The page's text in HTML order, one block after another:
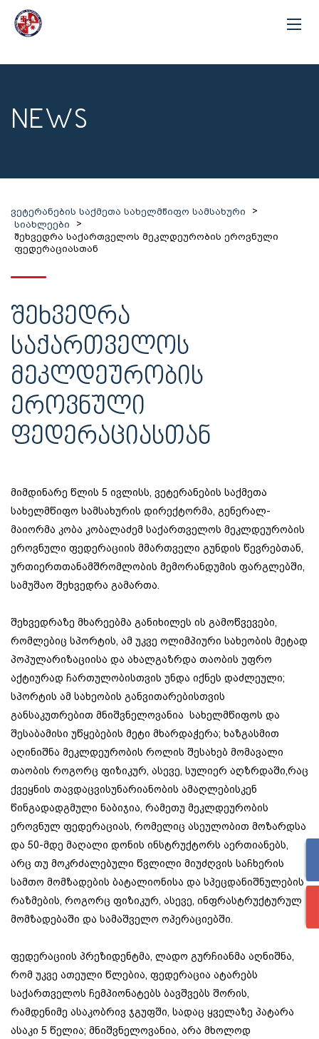
NEWS
ვეტერანების საქმეთა სახელმწიფო სამსახური
>
სიახლეები
>
შეხვედრა საქართველოს მეკლდეურობის ეროვნული
ფედერაციასთან
ᲨᲔᲮᲕᲔᲓᲠᲐ
ᲡᲐᲥᲐᲠᲗᲕᲔᲚᲝᲡ
ᲛᲔᲙᲚᲓᲔᲣᲠᲝᲑᲘᲡ
ᲔᲠᲝᲕᲜᲣᲚᲘ
ᲤᲔᲓᲔᲠᲐᲪᲘᲐᲡᲗᲐᲜ
მიმდინარე წლის 5 ივლისს, ვეტერანების საქმეთა
სახელმწიფო სამსახურის დირექტორმა, გენერალ-
მაიორმა კობა კობალაძემ საქართველოს მეკლდეურობის
ეროვნული ფედერაციის მმართველი გუნდის წევრებთან,
ურთიერთთანამშრომლობის მემორანდუმის ფარგლებში,
სამუშაო შეხვედრა გამართა.
შეხვედრაზე მხარეებმა განიხილეს ის გამოწვევები,
რომლებიც სპორტის, ამ უკვე ოლიმპიური სახეობის მეტად
პოპულარიზაციისა და ახალგაზრდა თაობის უფრო
აქტიურად ჩართულობისთვის უნდა იქნეს დაძლეული;
სპორტის ამ სახეობის განვითარებისთვის
განსაკუთრებით მნიშვნელოვანია სახელმწიფოს და
შესაბამისი უწყებების მეტი მხარდაჭერა; ხაზგასმით
აღინიშნა მეკლდეურობის როლის შესახებ მომავალი
თაობის როგორც ფიზიკურ, ასევე, სულიერ აღზრდაში,რაც
ქვეყნის თავდაცვისუნარიანობის ამაღლებისკენ
წინგადადგმული ნაბიჯია, რამეთუ მეკლდეურობის
ეროვნულ ფედერაციას, რომელიც ასეულობით მოზარდსა
და 50-მდე მაღალი დონის ინსტრუქტორს აერთიანებს,
არც თუ მოკრძალებული წვლილი მიუძღვის საჩხერის
სამთო მომზადების ბატალიონისა და სპეცდანიშნულების
რაზმების, როგორც ფიზიკურ, ასევე, ინფრასტრუქტურულ
მომზადებაში და სამაშველო ოპერაციებში.
ფედერაციის პრეზიდენტმა, ლადო გურჩიანმა აღნიშნა,
რომ უკვე ათეული წლებია, ფედერაცია ატარებს
საქართველოს ჩემპიონატებს ბავშვებს შორის,
რამდენიმე ასაკობრივ ჯგუფში, სადაც ყველაზე პატარა
ასაკი 5 წელია; მნიშვნელოვანია, არა მხოლოდ